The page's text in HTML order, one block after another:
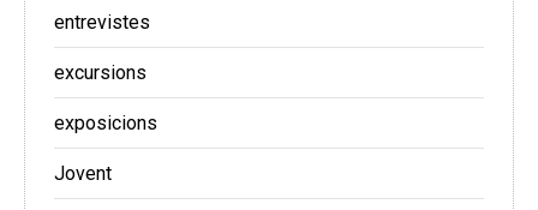
entrevistes
excursions
exposicions
Jovent